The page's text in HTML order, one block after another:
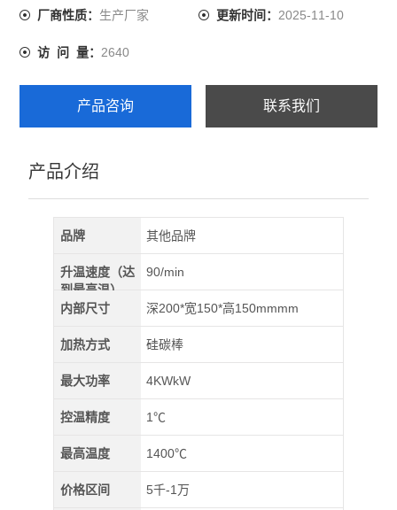
工作温度：≤1300℃
额定功率：4KW
厂商性质： 生产厂家 更新时间： 2025-11-10
访 问 量：2640
产品咨询 联系我们
产品介绍
品牌 其他品牌
升温速度（达
到最高温）
90/min
内部尺寸 深200*宽150*高150mmmm
加热方式 硅碳棒
最大功率 4KWkW
控温精度 1℃
最高温度 1400℃
价格区间 5千-1万